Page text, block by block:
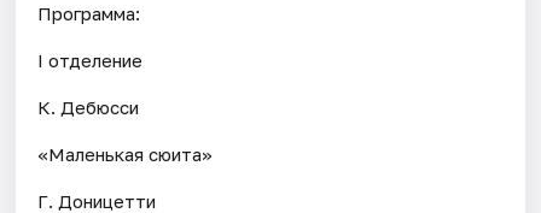
Программа:
I отделение
К. Дебюсси
«Маленькая сюита»
Г. Доницетти